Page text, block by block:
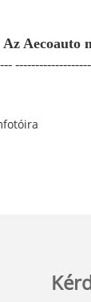
Az Aecoauto